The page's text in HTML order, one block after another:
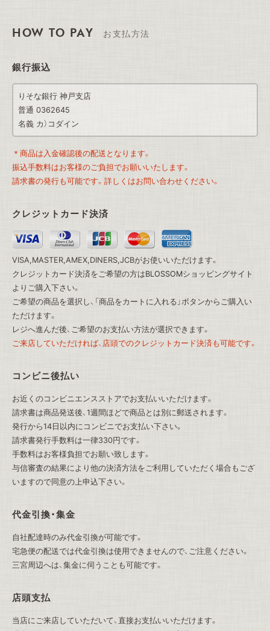
HOW TO PAY お支払方法
銀行振込
りそな銀行 神戸支店
普通 0362645
名義 カ）コダイン
＊商品は入金確認後の配送となります。
振込手数料はお客様のご負担でお願いいたします。
請求書の発行も可能です。詳しくはお問い合わせください。
クレジットカード決済
VISA,MASTER,AMEX,DINERS,JCBがお使いいただけます。
クレジットカード決済をご希望の方はBLOSSOMショッピングサイト
よりご購入下さい。
ご希望の商品を選択し、「商品をカートに入れる」ボタンからご購入い
ただけます。
レジへ進んだ後、ご希望のお支払い方法が選択できます。
ご来店していただければ、店頭でのクレジットカード決済も可能です。
コンビニ後払い
お近くのコンビニエンスストアでお支払いいただけます。
請求書は商品発送後、1週間ほどで商品とは別に郵送されます。
発行から14日以内にコンビニでお支払い下さい。
請求書発行手数料は一律330円です。
手数料はお客様負担でお願い致します。
与信審査の結果により他の決済方法をご利用していただく場合もござ
いますので同意の上申込下さい。
代金引換・集金
自社配達時のみ代金引換が可能です。
宅急便の配送では代金引換は使用できませんので、ご注意ください。
三宮周辺へは、集金に伺うことも可能です。
店頭支払
当店にご来店していただいて、直接お支払いいただけます。